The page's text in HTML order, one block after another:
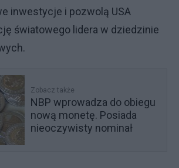
inwestycje i pozwolą USA
światowego lidera w dziedzinie
Zobacz także
NBP wprowadza do obiegu
nową monetę. Posiada
nieoczywisty nominał